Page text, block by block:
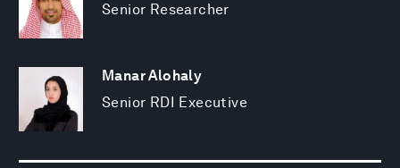
Senior Researcher
Manar Alohaly
Senior RDI Executive